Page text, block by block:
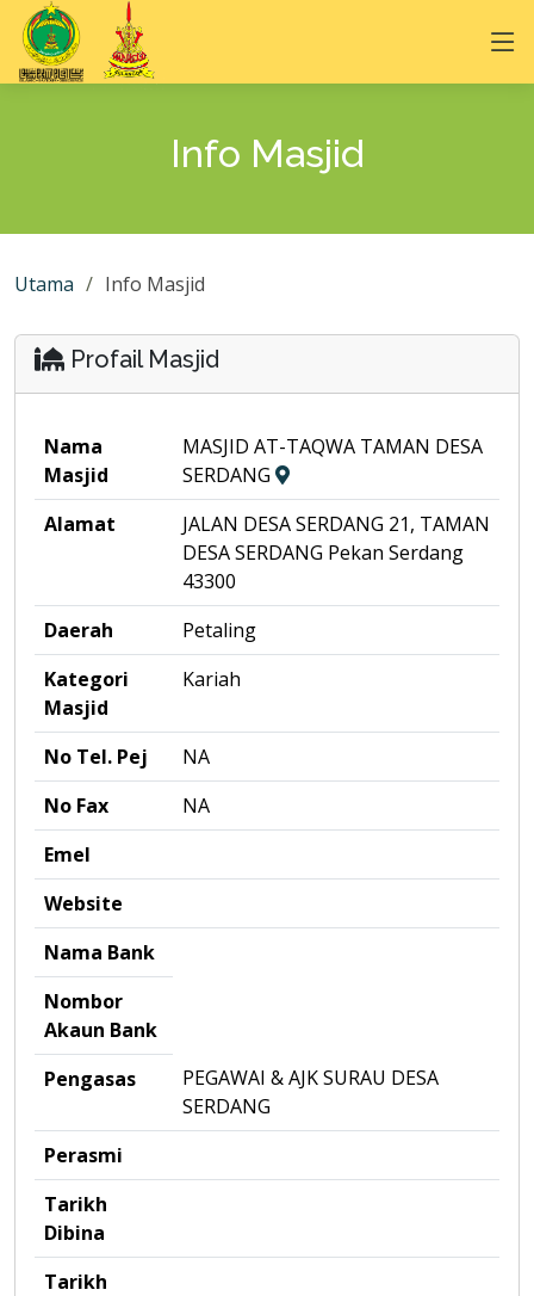
Info Masjid
Utama Info Masjid
Profail Masjid
Nama
Masjid
MASJID AT-TAQWA TAMAN DESA
SERDANG
Alamat
JALAN DESA SERDANG 21, TAMAN
DESA SERDANG Pekan Serdang
43300
Daerah
Petaling
Kategori
Masjid
Kariah
No Tel. Pej
NA
No Fax
NA
Emel
Website
Nama Bank
Nombor
Akaun Bank
Pengasas
PEGAWAI & AJK SURAU DESA
SERDANG
Perasmi
Tarikh
Dibina
Tarikh